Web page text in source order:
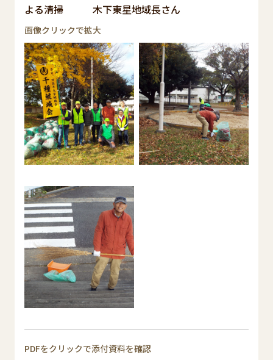
よる清掃 木下東星地域長さん
画像クリックで拡大
PDFをクリックで添付資料を確認